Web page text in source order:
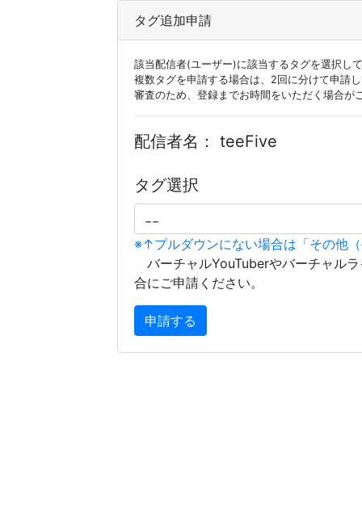
タグ追加申請
該当配信者(ユーザー)に該当するタグを選択し
複数タグを申請する場合は、2回に分けて申請
審査のため、登録までお時間をいただく場合が
配信者名： teeFive
タグ選択
※↑プルダウンにない場合は「その他
バーチャルYouTuberやバーチャル
合にご申請ください。
申請する